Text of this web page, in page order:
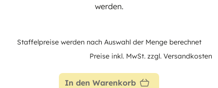
werden.
Staffelpreise werden nach Auswahl der Menge berechnet
Preise inkl. MwSt. zzgl. Versandkosten
In den Warenkorb